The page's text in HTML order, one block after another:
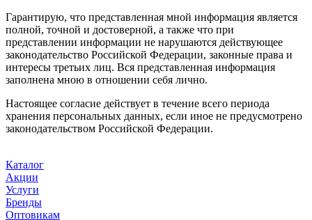
Гарантирую, что представленная мной информация является
полной, точной и достоверной, а также что при
представлении информации не нарушаются действующее
законодательство Российской Федерации, законные права и
интересы третьих лиц. Вся представленная информация
заполнена мною в отношении себя лично.
Настоящее согласие действует в течение всего периода
хранения персональных данных, если иное не предусмотрено
законодательством Российской Федерации.
Каталог
Акции
Услуги
Бренды
Оптовикам